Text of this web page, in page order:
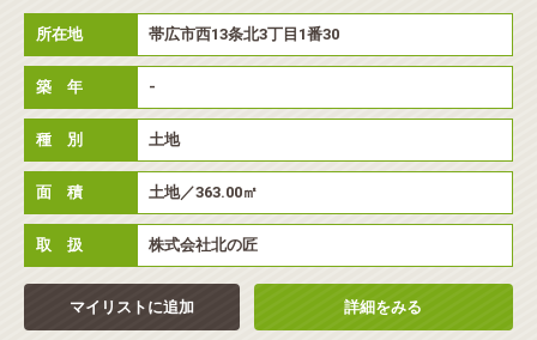
所在地 帯広市西13条北3丁目1番30
築 年 -
種 別 土地
面 積 土地／363.00㎡
取 扱 株式会社北の匠
マイリストに追加 詳細をみる